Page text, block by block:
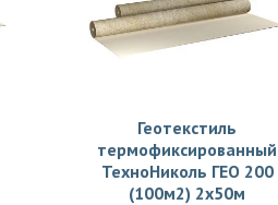
Геотекстиль
термофиксированный
ТехноНиколь ГЕО 200
(100м2) 2х50м